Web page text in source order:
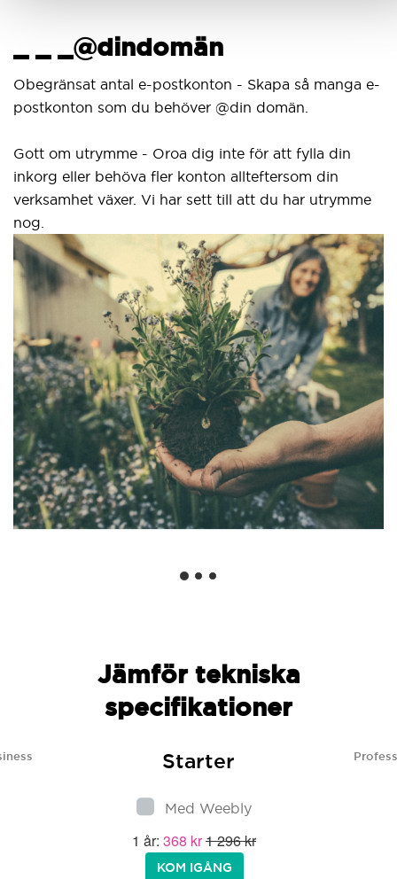
_ _ _@dindomän
Obegränsat antal e-postkonton - Skapa så manga e-
postkonton som du behöver @din domän.
Gott om utrymme - Oroa dig inte för att fylla din
inkorg eller behöva fler konton allteftersom din
verksamhet växer. Vi har sett till att du har utrymme
nog.
Jämför tekniska
specifikationer
Starter
Med Weebly
1 år: 368 kr1 296 kr
KOM IGÅNG